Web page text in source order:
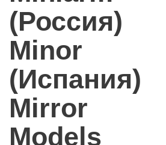
(Россия)
Minor
(Испания)
Mirror
Models